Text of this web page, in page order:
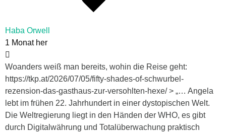
Haba Orwell
1 Monat her
Woanders weiß man bereits, wohin die Reise geht:
https://tkp.at/2026/07/05/fifty-shades-of-schwurbel-
rezension-das-gasthaus-zur-versohlten-hexe/ > „… Angela
lebt im frühen 22. Jahrhundert in einer dystopischen Welt.
Die Weltregierung liegt in den Händen der WHO, es gibt
durch Digitalwährung und Totalüberwachung praktisch